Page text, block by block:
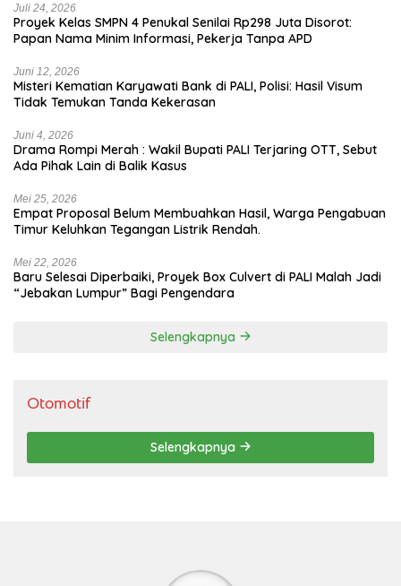
Juli 24, 2026
Proyek Kelas SMPN 4 Penukal Senilai Rp298 Juta Disorot:
Papan Nama Minim Informasi, Pekerja Tanpa APD
Juni 12, 2026
Misteri Kematian Karyawati Bank di PALI, Polisi: Hasil Visum
Tidak Temukan Tanda Kekerasan
Juni 4, 2026
Drama Rompi Merah : Wakil Bupati PALI Terjaring OTT, Sebut
Ada Pihak Lain di Balik Kasus
Mei 25, 2026
Empat Proposal Belum Membuahkan Hasil, Warga Pengabuan
Timur Keluhkan Tegangan Listrik Rendah.
Mei 22, 2026
Baru Selesai Diperbaiki, Proyek Box Culvert di PALI Malah Jadi
“Jebakan Lumpur” Bagi Pengendara
Selengkapnya
Otomotif
Selengkapnya